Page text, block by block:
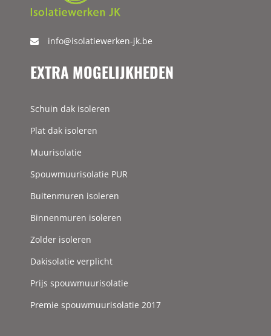
info@isolatiewerken-jk.be
EXTRA MOGELIJKHEDEN
Schuin dak isoleren
Plat dak isoleren
Muurisolatie
Spouwmuurisolatie PUR
Buitenmuren isoleren
Binnenmuren isoleren
Zolder isoleren
Dakisolatie verplicht
Prijs spouwmuurisolatie
Premie spouwmuurisolatie 2017